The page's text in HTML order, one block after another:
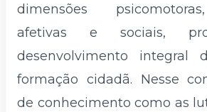
dimensões
afetivas e sociais,
desenvolvimento
formação cidadã. Nesse
de conhecimento como as